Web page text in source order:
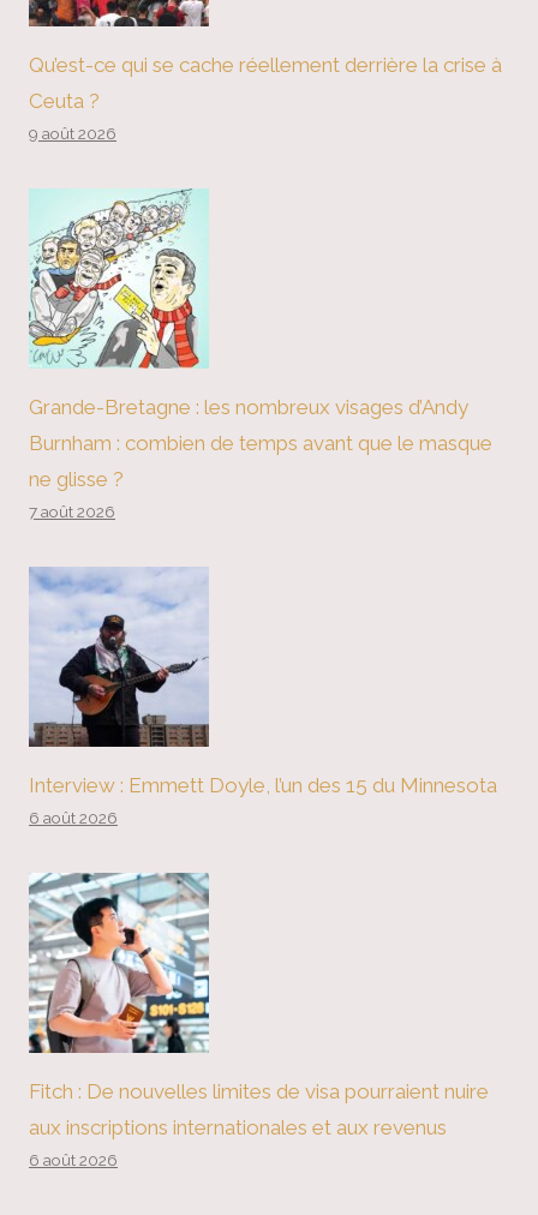
Qu’est-ce qui se cache réellement derrière la crise à
Ceuta ?
9 août 2026
Grande-Bretagne : les nombreux visages d’Andy
Burnham : combien de temps avant que le masque
ne glisse ?
7 août 2026
Interview : Emmett Doyle, l’un des 15 du Minnesota
6 août 2026
Fitch : De nouvelles limites de visa pourraient nuire
aux inscriptions internationales et aux revenus
6 août 2026